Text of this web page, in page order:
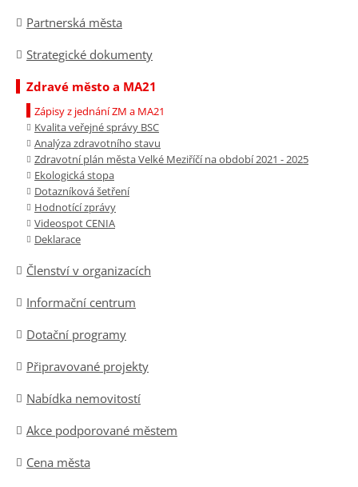
Partnerská města
Strategické dokumenty
Zdravé město a MA21
Zápisy z jednání ZM a MA21
Kvalita veřejné správy BSC
Analýza zdravotního stavu
Zdravotní plán města Velké Meziříčí na období 2021 - 2025
Ekologická stopa
Dotazníková šetření
Hodnotící zprávy
Videospot CENIA
Deklarace
Členství v organizacích
Informační centrum
Dotační programy
Připravované projekty
Nabídka nemovitostí
Akce podporované městem
Cena města